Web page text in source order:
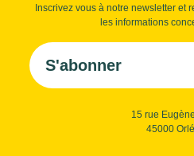
Inscrivez vous à notre newsletter et
les informations
S'abonner
15 rue
45000